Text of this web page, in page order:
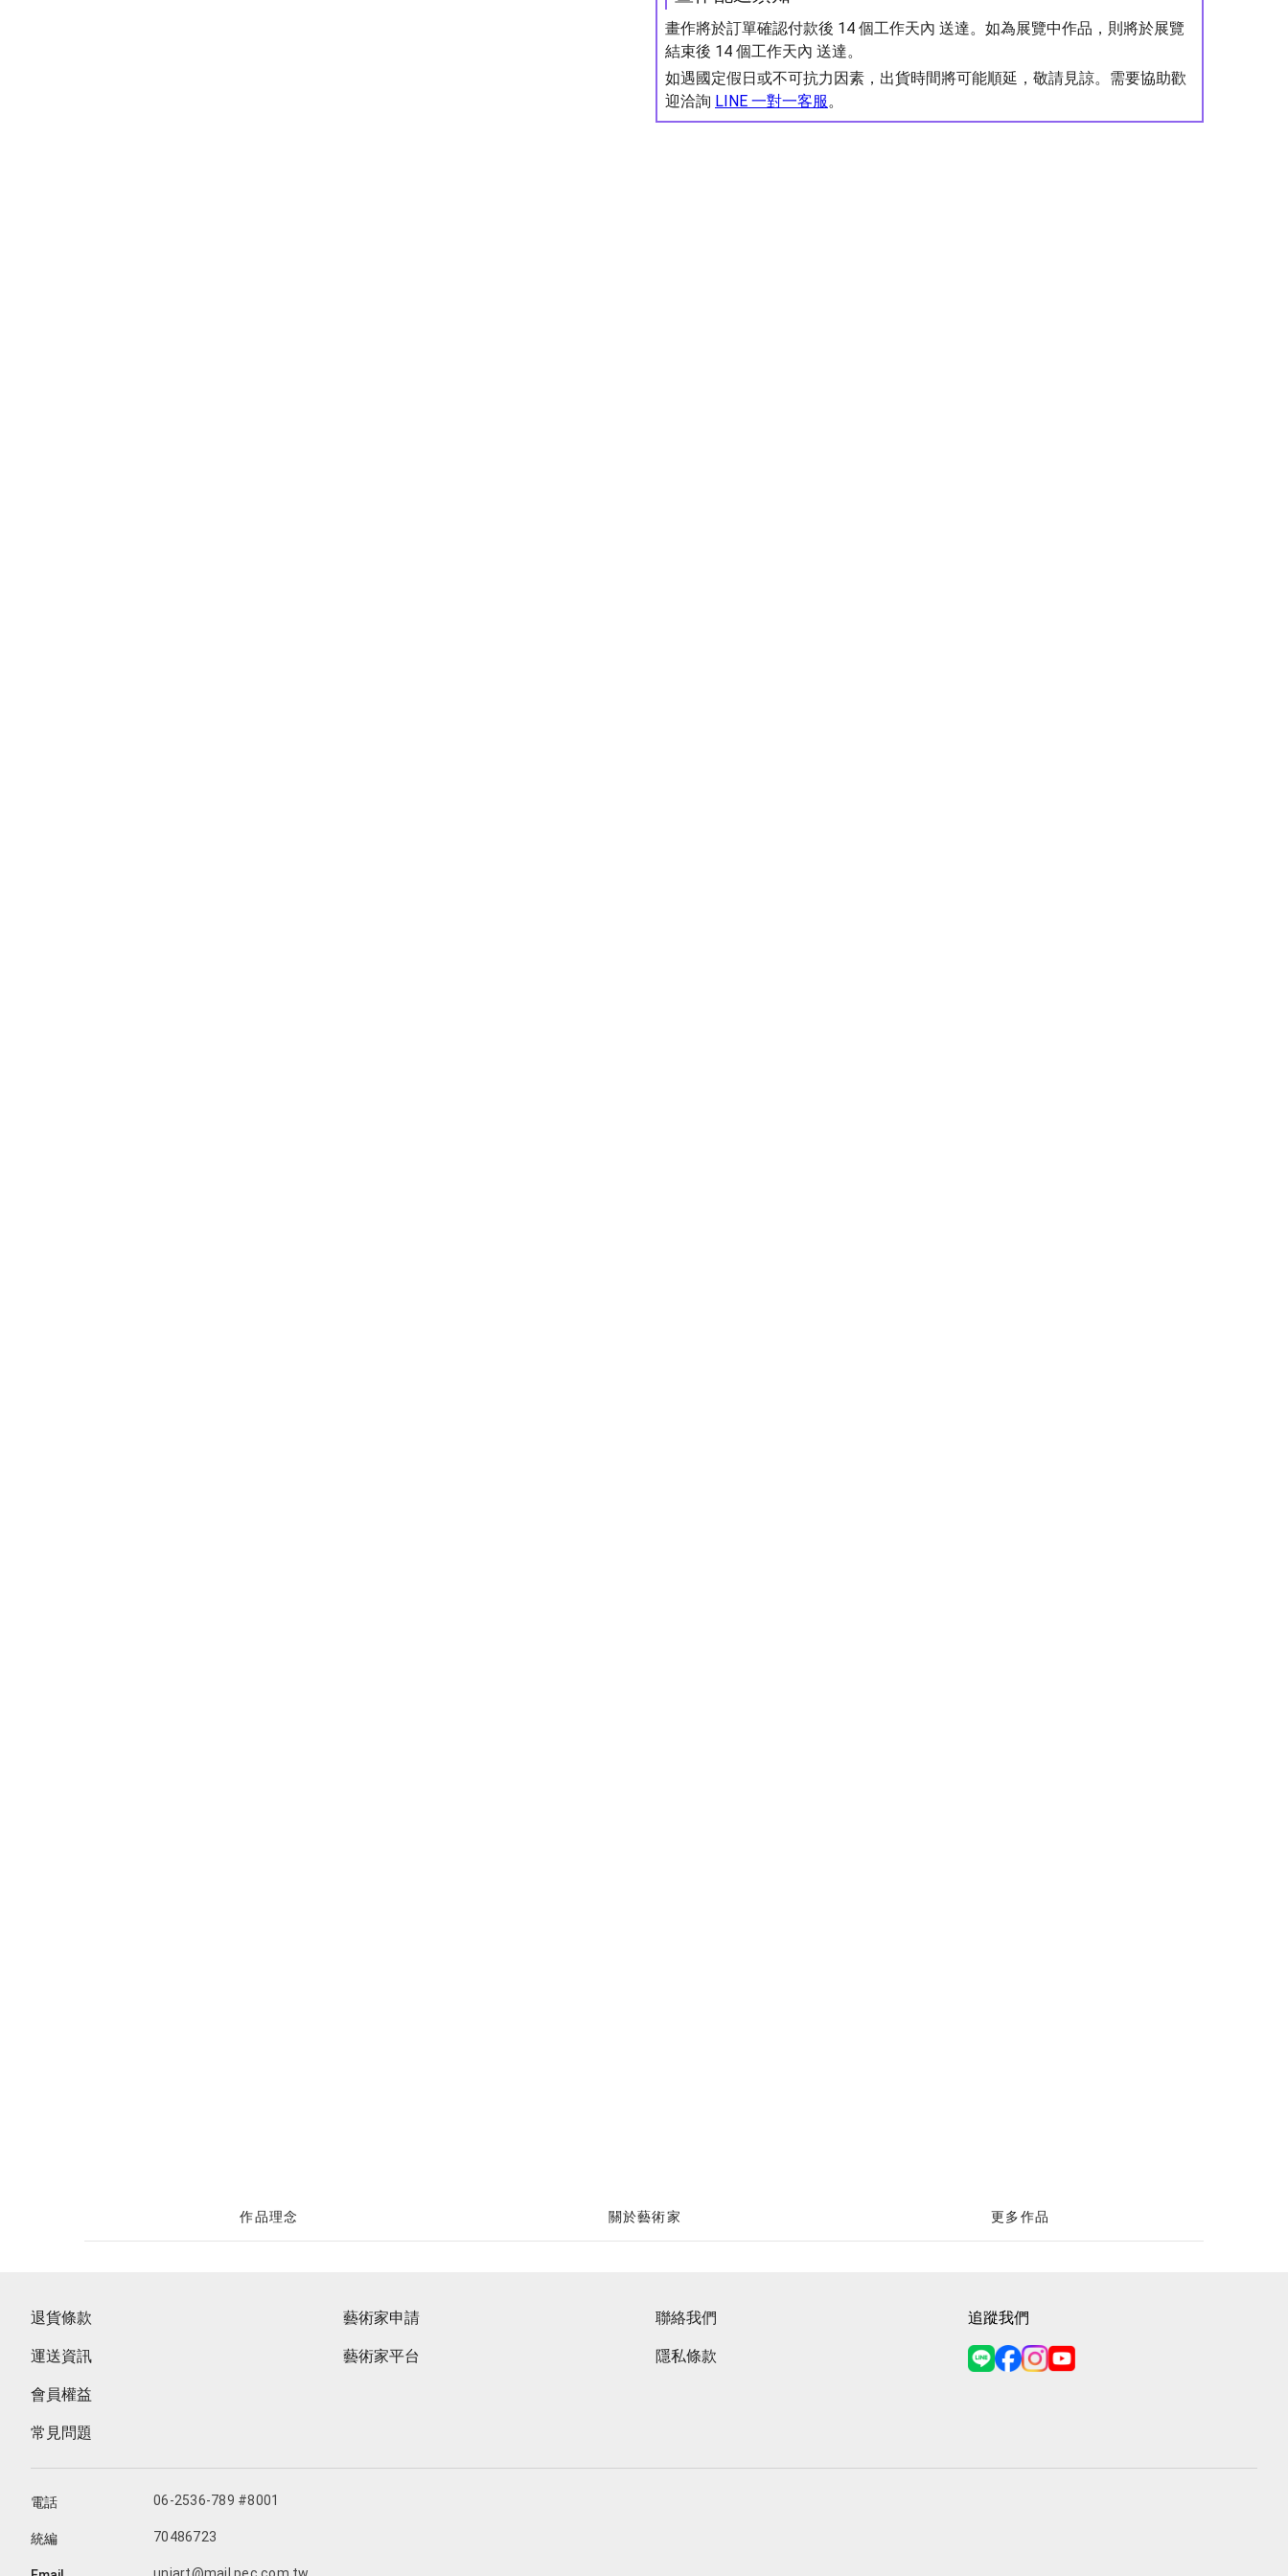
畫作將於訂單確認付款後 14 個工作天內 送達。如為展覽中作品，則將於展覽
結束後 14 個工作天內 送達。
如遇國定假日或不可抗力因素，出貨時間將可能順延，敬請見諒。需要協助歡
迎洽詢 LINE 一對一客服。
作品理念 關於藝術家 更多作品
退貨條款
運送資訊
會員權益
常見問題
藝術家申請
藝術家平台
聯絡我們
隱私條款
追蹤我們
電話 06-2536-789 #8001
統編 70486723